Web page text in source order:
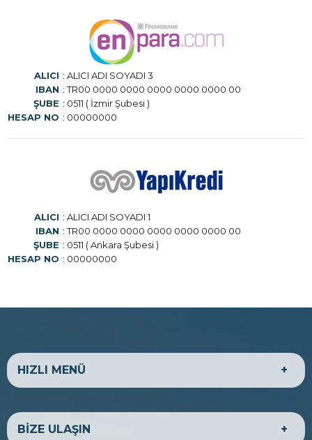
ALICI : ALICI ADI SOYADI 3
IBAN : TR00 0000 0000 0000 0000 0000 00
ŞUBE : 0511 ( İzmir Şubesi )
HESAP NO : 00000000
ALICI : ALICI ADI SOYADI 1
IBAN : TR00 0000 0000 0000 0000 0000 00
ŞUBE : 0511 ( Ankara Şubesi )
HESAP NO : 00000000
HIZLI MENÜ
HAKKIMIZDA
EKONOMİK ARAÇLAR
LÜKS ARAÇLAR
BİZE ULAŞIN